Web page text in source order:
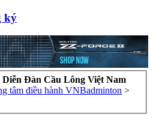
ký
Đàn Cầu Lông Việt Nam
tâm điều hành VNBadminton >